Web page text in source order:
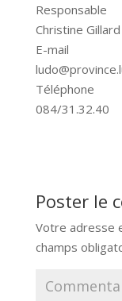
Responsable
Christine Gillard
E-mail
Téléphone
084/31.32.40
Poster le
Votre adresse
champs